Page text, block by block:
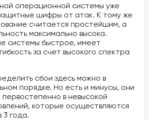
операционной системы уже
шифры от атак. К тому же
считается простейшим, а
максимально высока.
системы быстрое, имеет
за счет высокого спектра
сбои здесь можно в
порядке. Но есть и минусы, они
в невысокой
которые осуществляются
3 года.